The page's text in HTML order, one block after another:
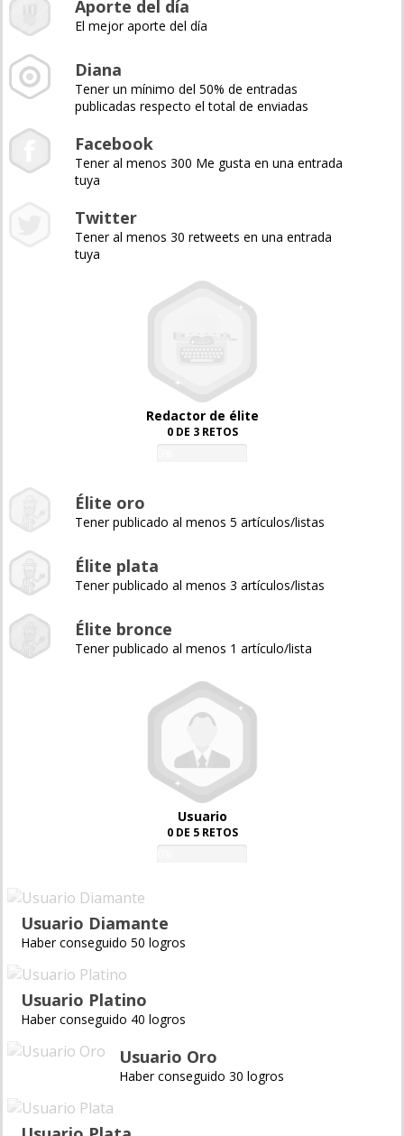
Aporte del día
El mejor aporte del día
Diana
Tener un mínimo del 50% de entradas
publicadas respecto el total de enviadas
Facebook
Tener al menos 300 Me gusta en una entrada
tuya
Twitter
Tener al menos 30 retweets en una entrada
tuya
Redactor de élite
0 DE 3 RETOS
Élite oro
Tener publicado al menos 5 artículos/listas
Élite plata
Tener publicado al menos 3 artículos/listas
Élite bronce
Tener publicado al menos 1 artículo/lista
Usuario
0 DE 5 RETOS
Usuario Diamante
Haber conseguido 50 logros
Usuario Platino
Haber conseguido 40 logros
Usuario Oro
Haber conseguido 30 logros